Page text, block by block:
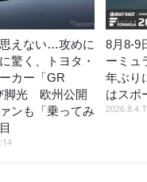
えない…攻めに
驚く、トヨタ・
カー「GR
脚光 欧州公開
ンも「乗ってみ
8月8‐9
ーミュ
年ぶり
はスポ
2026.8.4